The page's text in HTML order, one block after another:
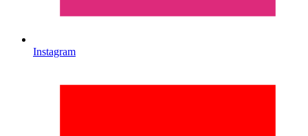
Instagram